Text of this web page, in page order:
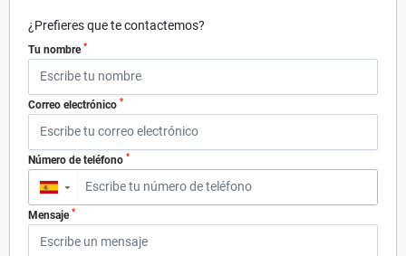
¿Prefieres que te contactemos?
Tu nombre *
Correo electrónico *
Número de teléfono *
▼
Mensaje *